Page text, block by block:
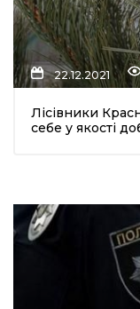
22.12.2021
Лісівники
себе у якості